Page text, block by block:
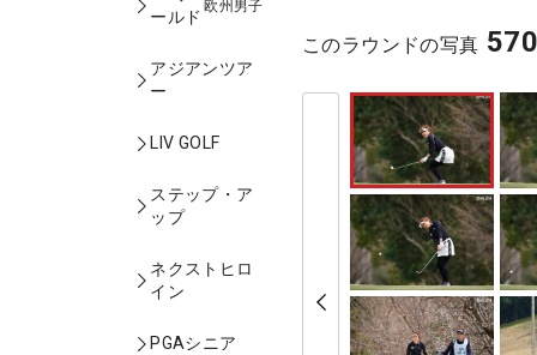
ールド
欧州男子
アジアンツア
ー
LIV GOLF
ステップ・ア
ップ
ネクストヒロ
イン
PGAシニア
このラウンドの写真